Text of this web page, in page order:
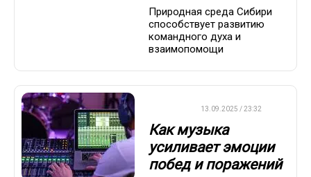
Природная среда Сибири
способствует развитию
командного духа и
взаимопомощи
13.09.2025 / 23:32
Как музыка
усиливает эмоции
побед и поражений